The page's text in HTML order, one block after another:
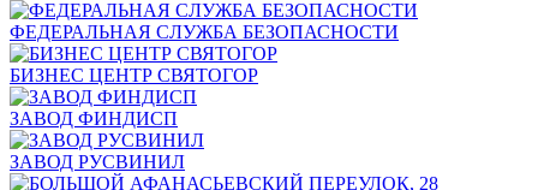
ФЕДЕРАЛЬНАЯ СЛУЖБА БЕЗОПАСНОСТИ
БИЗНЕС ЦЕНТР СВЯТОГОР
ЗАВОД ФИНДИСП
ЗАВОД РУСВИНИЛ